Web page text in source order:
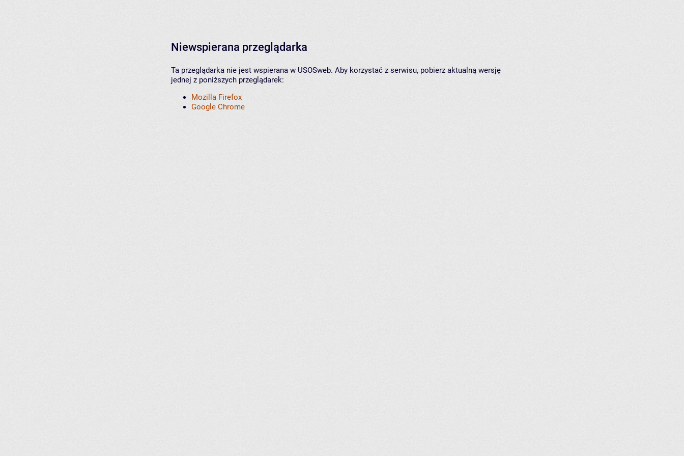
Niewspierana przeglądarka
Ta przeglądarka nie jest wspierana w USOSweb. Aby korzystać z serwisu, pobierz aktualną wersję
jednej z poniższych przeglądarek:
Mozilla Firefox
Google Chrome